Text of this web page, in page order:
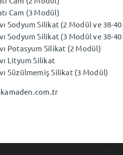
Cam (3 Modül)
Sodyum Silikat (2 Modül ve 38-
Sodyum Silikat (3 Modül ve 38-40
Potasyum Silikat (2 Modül)
Lityum Silikat
Süzülmemiş Silikat (3 Modül)